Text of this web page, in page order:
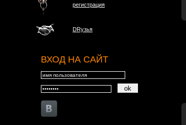
регистрация
DRузья
ВХОД НА САЙТ